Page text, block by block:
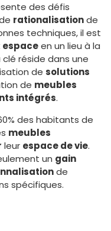
des défis
rationalisationde
techniques, il est
en un lieu à la
clé réside dans une
de solutions
de meubles
intégrés.
des habitants de
meubles
leur espace de vie.
un gain
de
spécifiques.